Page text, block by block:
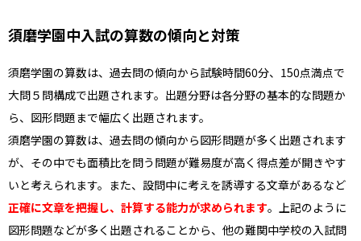
須磨学園中入試の算数の傾向と対策
須磨学園の算数は、過去問の傾向から試験時間60分、150点満点で
大問５問構成で出題されます。出題分野は各分野の基本的な問題か
ら、図形問題まで幅広く出題されます。
須磨学園の算数は、過去問の傾向から図形問題が多く出題されます
が、その中でも面積比を問う問題が難易度が高く得点差が開きやす
いと考えられます。また、設問中に考えを誘導する文章があるなど
正確に文章を把握し、計算する能力が求められます。上記のように
図形問題などが多く出題されることから、他の難関中学校の入試問